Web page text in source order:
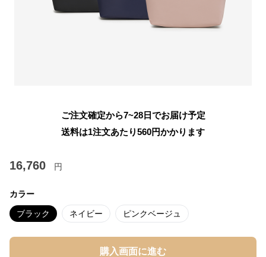
ご注文確定から7~28日でお届け予定
送料は1注文あたり560円かかります
16,760 円
カラー
ブラック ネイビー ピンクベージュ
購入画面に進む